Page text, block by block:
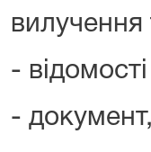
вилучення
-
-